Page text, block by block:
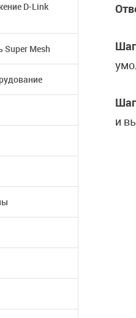
D-Link
Super Mesh
и